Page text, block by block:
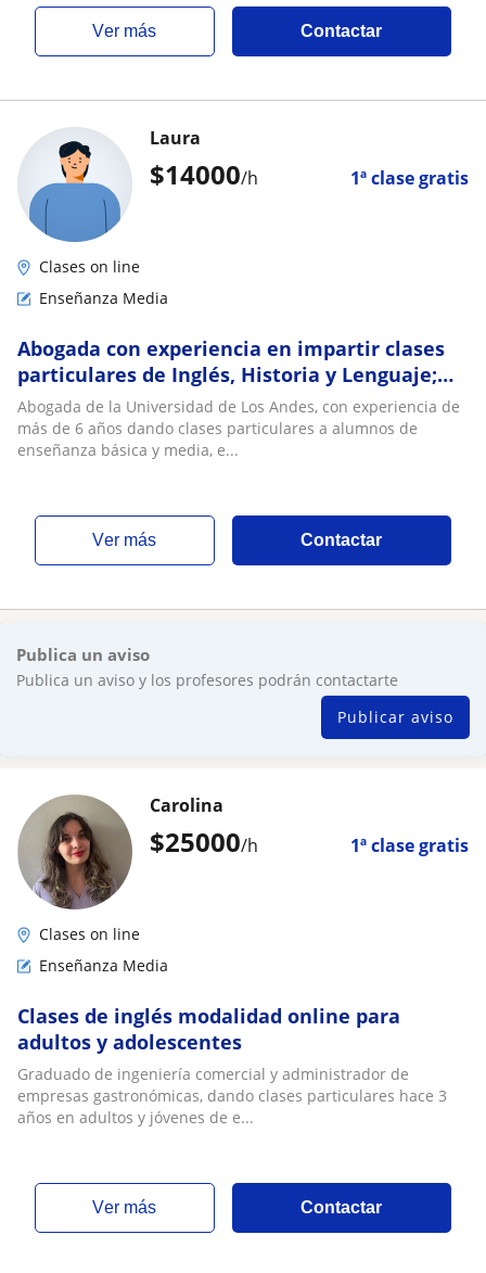
ver más Contactar
$14000/h 1ª clase gratis
Laura
Clases on line
Enseñanza Media
Abogada con experiencia en impartir clases
particulares de Inglés, Historia y Lenguaje;
como también, en Derecho chileno
Abogada de la Universidad de Los Andes, con experiencia de
más de 6 años dando clases particulares a alumnos de
enseñanza básica y media, e...
ver más Contactar
Publica un aviso
Publica un aviso y los profesores podrán contactarte
Publicar aviso
$25000/h 1ª clase gratis
Carolina
Clases on line
Enseñanza Media
Clases de inglés modalidad online para
adultos y adolescentes
Graduado de ingeniería comercial y administrador de
empresas gastronómicas, dando clases particulares hace 3
años en adultos y jóvenes de e...
ver más Contactar